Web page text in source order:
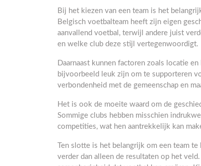
Bij het kiezen van een team is het
Belgisch voetbalteam heeft zijn eigen
aanvallend voetbal, terwijl andere juist
en welke club deze stijl vertegenwoordigt.
Daarnaast kunnen factoren zoals locatie
bijvoorbeeld leuk zijn om te supporteren
verbondenheid met de gemeenschap en
Het is ook de moeite waard om de
Sommige clubs hebben misschien
competities, wat hen aantrekkelijk kan
Ten slotte is het belangrijk om een team
verder dan alleen de resultaten op het